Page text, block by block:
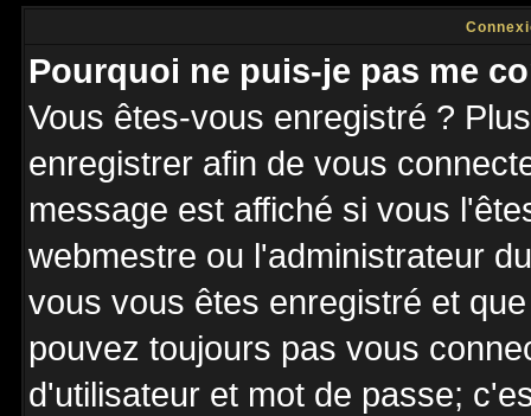
Pourquoi ne puis-je pas me
Vous êtes-vous enregistré ?
enregistrer afin de vous
message est affiché si vous
webmestre ou l'administrateur
vous vous êtes enregistré et
pouvez toujours pas vous
d'utilisateur et mot de passe;